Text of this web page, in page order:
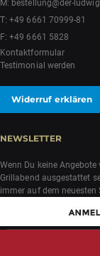
M: bestellung@der-
T:+49 6661 70999-81
F: +49 6661 5828
Kontaktformular
Testimonial werden
Widerruf erklären
NEWSLETTER
Wenn Du keine
Grillabend ausgestattet
immer auf dem neuesten